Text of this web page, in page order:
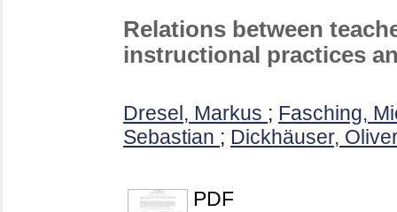
Relations between
instructional practices
Dresel, Markus ; Fasching,
Sebastian ; Dickhäuser,
PDF